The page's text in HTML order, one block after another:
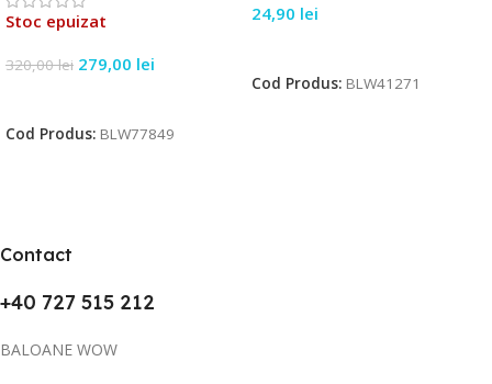
Stoc epuizat
320,00lei 279,00 lei
Cod Produs: BLW77849
24,90 lei
Cod Produs: BLW41271
Contact
+40 727 515 212
BALOANE WOW